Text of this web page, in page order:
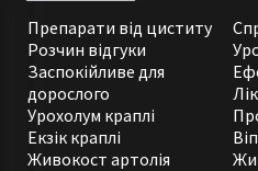
Препарати від циститу
Розчин відгуки
Заспокійливе для
дорослого
Урохолум краплі
Екзік краплі
Живокост артолія